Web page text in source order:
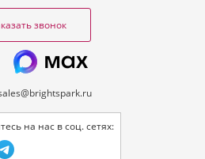
звонок
на нас в соц. сетях: